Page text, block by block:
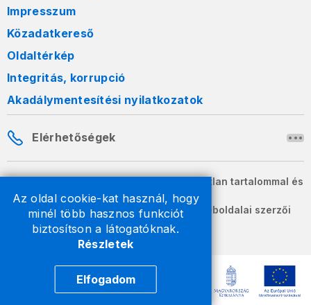
Az oldal cookie-kat használ, hogy
minél több hasznos funkciót
biztosítson a látogatóknak.
Részletek
Elfogadom
Impresszum
Közadatkereső
Oldaltérkép
Integritás, korrupció
Akadálymentesítési nyilatkozatok
Elérhetőségek
A honlapon szereplő információk változatlan tartalommal és
formában szabadon terjeszthetők.
2026 © A Nemzeti Adó- és Vámhivatal weboldalai szerzői
jogvédelem alatt állnak.